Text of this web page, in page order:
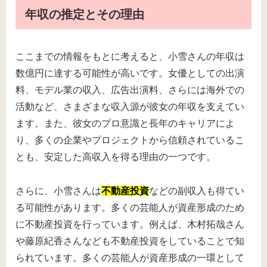
年収の推定とその理由
ここまでの情報をもとに考えると、小雪さんの年収は
数億円に達する可能性が高いです。女優としての出演
料、モデル業の収入、広告出演料、さらには海外での
活動など、さまざまな収入源が彼女の年収を支えてい
ます。また、彼女のプロ意識と長年のキャリアによ
り、多くの企業やプロジェクトから信頼されているこ
とも、安定した高収入を得る理由の一つです。
さらに、小雪さんは不動産投資などの副収入も得てい
る可能性があります。多くの芸能人が資産形成のため
に不動産投資を行っています。例えば、木村拓哉さん
や藤原紀香さんなども不動産投資をしていることで知
られています。多くの芸能人が資産形成の一環として